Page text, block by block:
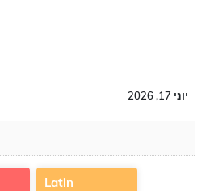
יוני 17, 2026
Latin